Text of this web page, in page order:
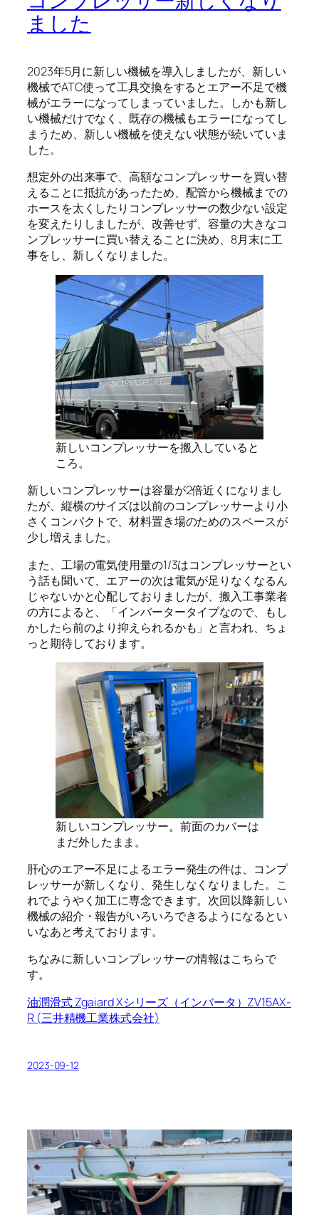
ました
2023年5月に新しい機械を導入しましたが、新しい
機械でATC使って工具交換をするとエアー不足で機
械がエラーになってしまっていました。しかも新し
い機械だけでなく、既存の機械もエラーになってし
まうため、新しい機械を使えない状態が続いていま
した。
想定外の出来事で、高額なコンプレッサーを買い替
えることに抵抗があったため、配管から機械までの
ホースを太くしたりコンプレッサーの数少ない設定
を変えたりしましたが、改善せず、容量の大きなコ
ンプレッサーに買い替えることに決め、8月末に工
事をし、新しくなりました。
新しいコンプレッサーを搬入していると
ころ。
新しいコンプレッサーは容量が2倍近くになりまし
たが、縦横のサイズは以前のコンプレッサーより小
さくコンパクトで、材料置き場のためのスペースが
少し増えました。
また、工場の電気使用量の1/3はコンプレッサーとい
う話も聞いて、エアーの次は電気が足りなくなるん
じゃないかと心配しておりましたが、搬入工事業者
の方によると、「インバータータイプなので、もし
かしたら前のより抑えられるかも」と言われ、ちょ
っと期待しております。
新しいコンプレッサー。前面のカバーは
まだ外したまま。
肝心のエアー不足によるエラー発生の件は、コンプ
レッサーが新しくなり、発生しなくなりました。こ
れでようやく加工に専念できます。次回以降新しい
機械の紹介・報告がいろいろできるようになるとい
いなあと考えております。
ちなみに新しいコンプレッサーの情報はこちらで
す。
油潤滑式 Zgaiard Xシリーズ（インバータ）ZV15AX-
R (三井精機工業株式会社)
2023-09-12